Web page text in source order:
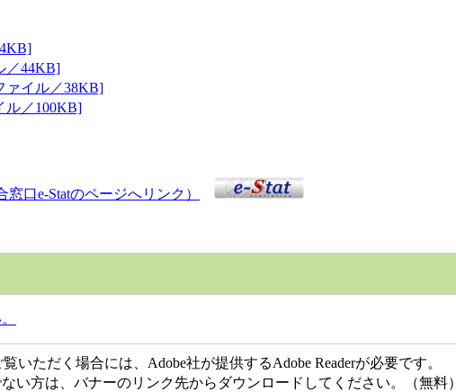
／44KB]
ァイル／38KB]
ル／100KB]
口e-Statのページへリンク）
いただく場合には、Adobe社が提供するAdobe Readerが必要です。
ない方は、バナーのリンク先からダウンロードしてください。（無料）